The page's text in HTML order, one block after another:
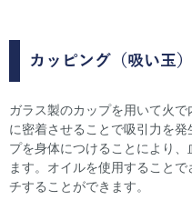
カッピング（吸い玉）
ガラス製のカップを用いて火
に密着させることで吸引力を
プを身体につけることにより
ます。オイルを使用すること
チすることができます。